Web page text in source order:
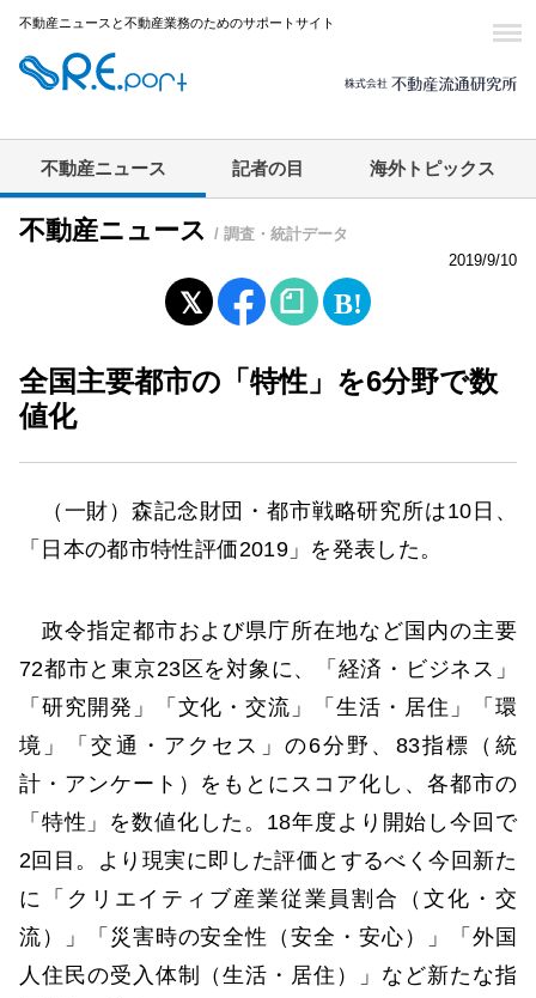
不動産ニュースと不動産業務のためのサポートサイト
不動産ニュース 記者の目 海外トピックス
不動産ニュース / 調査・統計データ
2019/9/10
全国主要都市の「特性」を6分野で数
値化
（一財）森記念財団・都市戦略研究所は10日、
「日本の都市特性評価2019」を発表した。
政令指定都市および県庁所在地など国内の主要
72都市と東京23区を対象に、「経済・ビジネス」
「研究開発」「文化・交流」「生活・居住」「環
境」「交通・アクセス」の6分野、83指標（統
計・アンケート）をもとにスコア化し、各都市の
「特性」を数値化した。18年度より開始し今回で
2回目。より現実に即した評価とするべく今回新た
に「クリエイティブ産業従業員割合（文化・交
流）」「災害時の安全性（安全・安心）」「外国
人住民の受入体制（生活・居住）」など新たな指